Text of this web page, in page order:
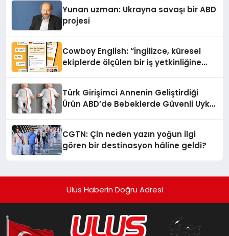
Yunan uzman: Ukrayna savaşı bir ABD
projesi
Cowboy English: “İngilizce, küresel
ekiplerde ölçülen bir iş yetkinliğine
Türk Girişimci Annenin Geliştirdiği
Ürün ABD’de Bebeklerde Güvenli Uyku
CGTN: Çin neden yazın yoğun ilgi
gören bir destinasyon hâline geldi?
Ulus Haberin Doğru Adresi